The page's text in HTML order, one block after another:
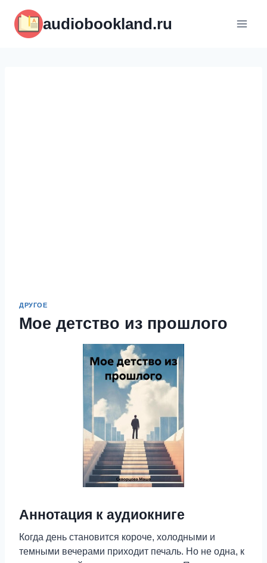
содержимому
audiobookland.ru
ДРУГОЕ
Мое детство из прошлого
Аннотация к аудиокниге
Когда день становится короче, холодными и
темными вечерами приходит печаль. Но не одна, к